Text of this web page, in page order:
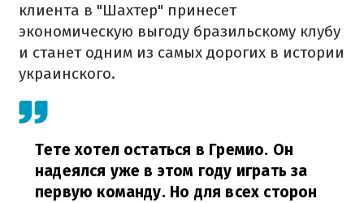
клиента в "Шахтер" принесет
экономическую выгоду бразильскому клубу
и станет одним из самых дорогих в истории
украинского.
Тете хотел остаться в Гремио. Он
надеялся уже в этом году играть за
первую команду. Но для всех сторон